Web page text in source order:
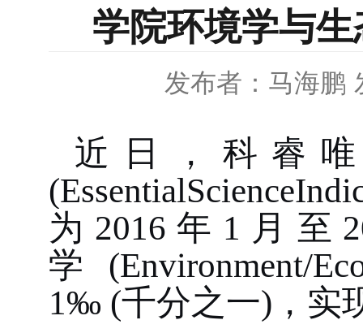
学院环境学与
发布者：马海鹏
近日，科睿
为 2016 年 1 月至
学 (Environment/
1‰ (千分之一) ，